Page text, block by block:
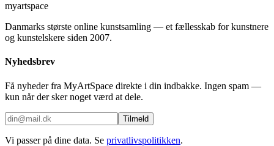
myartspace
Danmarks største online kunstsamling — et fællesskab for kunstnere
og kunstelskere siden 2007.
Nyhedsbrev
Få nyheder fra MyArtSpace direkte i din indbakke. Ingen spam —
kun når der sker noget værd at dele.
Tilmeld
Vi passer på dine data. Se privatlivspolitikken.